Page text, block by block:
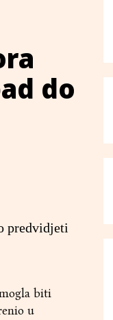
do
predvidjeti
biti
u